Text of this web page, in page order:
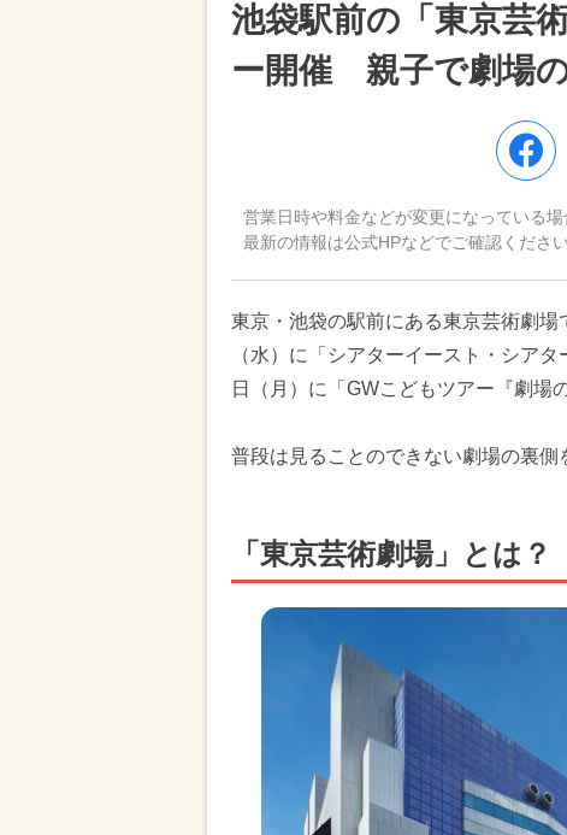
池袋駅前の「東京芸
ー開催 親子で劇場
営業日時や料金などが変更になっている場
最新の情報は公式HPなどでご確認ください
東京・池袋の駅前にある東京芸術劇
（水）に「シアターイースト・シア
日（月）に「GWこどもツアー『劇場
普段は見ることのできない劇場の裏側
「東京芸術劇場」とは？